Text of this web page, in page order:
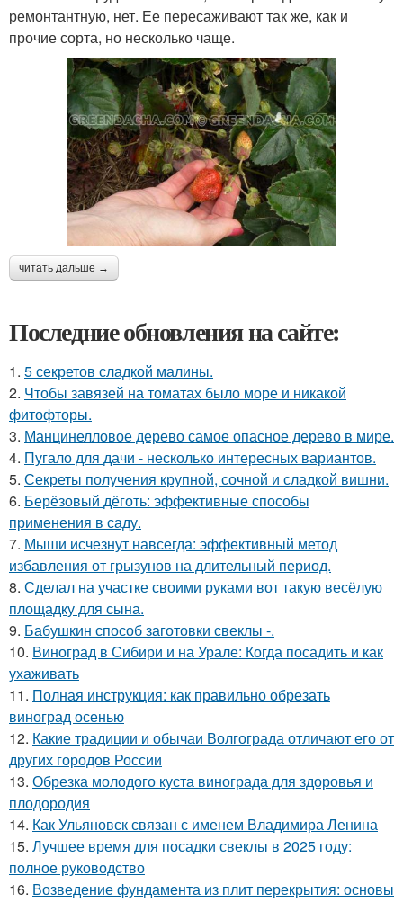
ремонтантную, нет. Ее пересаживают так же, как и
прочие сорта, но несколько чаще.
читать дальше →
Последние обновления на сайте:
1. 5 секретов сладкой малины.
2. Чтобы завязей на томатах было море и никакой
фитофторы.
3. Манцинелловое дерево самое опасное дерево в мире.
4. Пугало для дачи - несколько интересных вариантов.
5. Секреты получения крупной, сочной и сладкой вишни.
6. Берёзовый дёготь: эффективные способы
применения в саду.
7. Мыши исчезнут навсегда: эффективный метод
избавления от грызунов на длительный период.
8. Сделал на участке своими руками вот такую весёлую
площадку для сына.
9. Бабушкин способ заготовки свеклы -.
10. Виноград в Сибири и на Урале: Когда посадить и как
ухаживать
11. Полная инструкция: как правильно обрезать
виноград осенью
12. Какие традиции и обычаи Волгограда отличают его от
других городов России
13. Обрезка молодого куста винограда для здоровья и
плодородия
14. Как Ульяновск связан с именем Владимира Ленина
15. Лучшее время для посадки свеклы в 2025 году:
полное руководство
16. Возведение фундамента из плит перекрытия: основы